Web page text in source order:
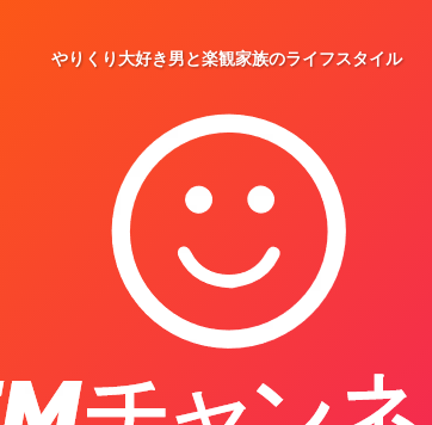
やりくり大好き男と楽観家族のライフスタイル